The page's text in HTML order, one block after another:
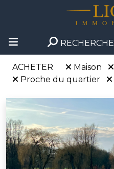
RECHERCHE
ACHETER Maison
Proche du quartier